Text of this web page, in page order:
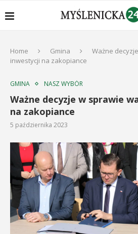
Home Gmina
Ważne
inwestycji na zakopiance
GMINA NASZ WYBÓR
Ważne decyzje w sprawie
na zakopiance
5 października 2023